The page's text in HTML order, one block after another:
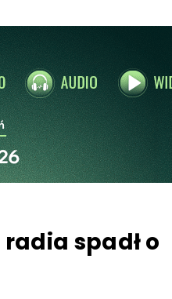
spadł o